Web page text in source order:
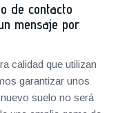
de contacto
mensaje por
calidad que utilizan
garantizar unos
suelo no será